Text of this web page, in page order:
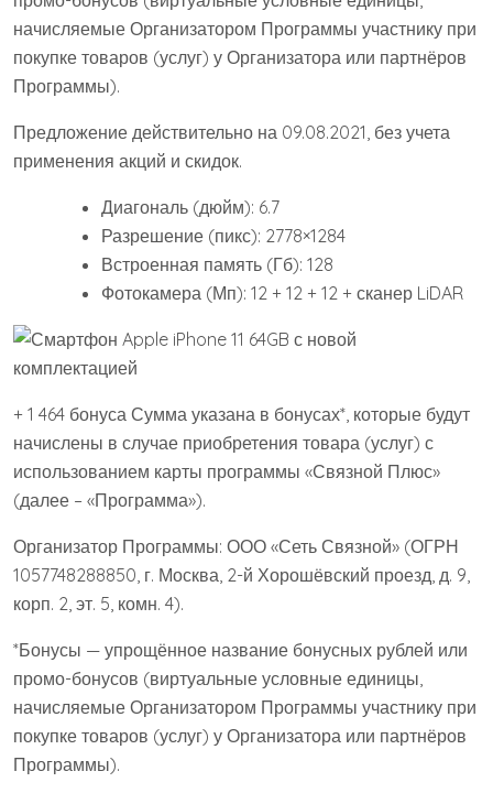
начисляемые Организатором Программы участнику при
покупке товаров (услуг) у Организатора или партнёров
Программы).
Предложение действительно на 09.08.2021, без учета
применения акций и скидок.
Диагональ (дюйм): 6.7
Разрешение (пикс): 2778×1284
Встроенная память (Гб): 128
Фотокамера (Мп): 12 + 12 + 12 + сканер LiDAR
+ 1 464 бонуса Сумма указана в бонусах*, которые будут
начислены в случае приобретения товара (услуг) с
использованием карты программы «Связной Плюс»
(далее – «Программа»).
Организатор Программы: ООО «Сеть Связной» (ОГРН
1057748288850, г. Москва, 2-й Хорошёвский проезд, д. 9,
корп. 2, эт. 5, комн. 4).
*Бонусы — упрощённое название бонусных рублей или
промо-бонусов (виртуальные условные единицы,
начисляемые Организатором Программы участнику при
покупке товаров (услуг) у Организатора или партнёров
Программы).